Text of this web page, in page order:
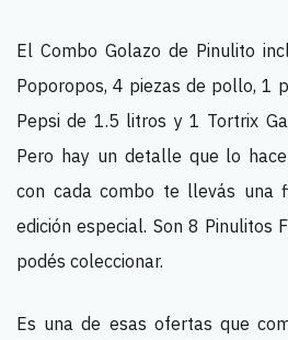
El Combo Golazo de Pinulito
Poporopos, 4 piezas de pollo, 1
Pepsi de 1.5 litros y 1 Tortrix
Pero hay un detalle que lo
con cada combo te llevás una
edición especial. Son 8 Pinulitos
podés coleccionar.
Es una de esas ofertas que